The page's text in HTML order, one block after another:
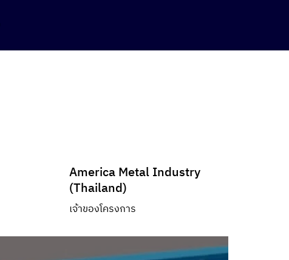
America Metal Industry
(Thailand)
เจ้าของโครงการ